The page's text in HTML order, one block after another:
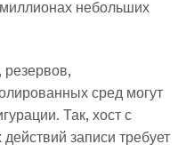
небольших
сред могут
Так, хост с
записи требует